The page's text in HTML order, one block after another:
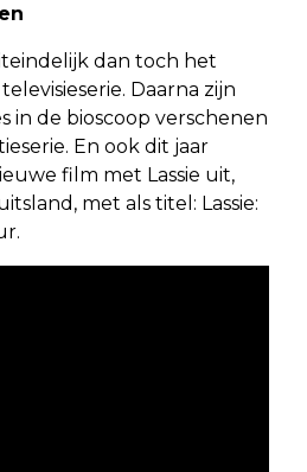
dan toch het
Daarna zijn
in de bioscoop verschenen
En ook dit jaar
film met Lassie uit,
met als titel: Lassie: